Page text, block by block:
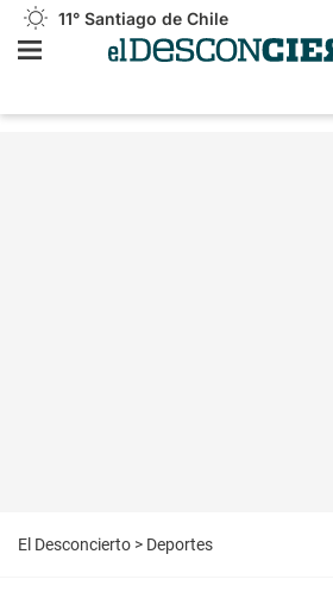
11° Santiago de Chile
El Desconcierto > Deportes